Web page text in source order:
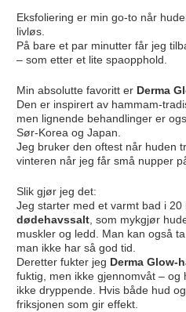
Eksfoliering er min go-to når
livløs.
På bare et par minutter får jeg
– som etter et lite spaopphold.
Min absolutte favoritt er Derma
Den er inspirert av hammam-
men lignende behandlinger er
Sør-Korea og Japan.
Jeg bruker den oftest når huden
vinteren når jeg får små nupper
Slik gjør jeg det:
Jeg starter med et varmt bad i 20
dødehavssalt, som mykgjør
muskler og ledd. Man kan også
man ikke har så god tid.
Deretter fukter jeg Derma Glow-
fuktig, men ikke gjennomvåt –
ikke dryppende. Hvis både hud
friksjonen som gir effekt.